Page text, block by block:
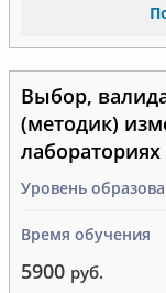
Выбор,
(методик)
лабораториях
Уровень
Время обучения
5900 руб.